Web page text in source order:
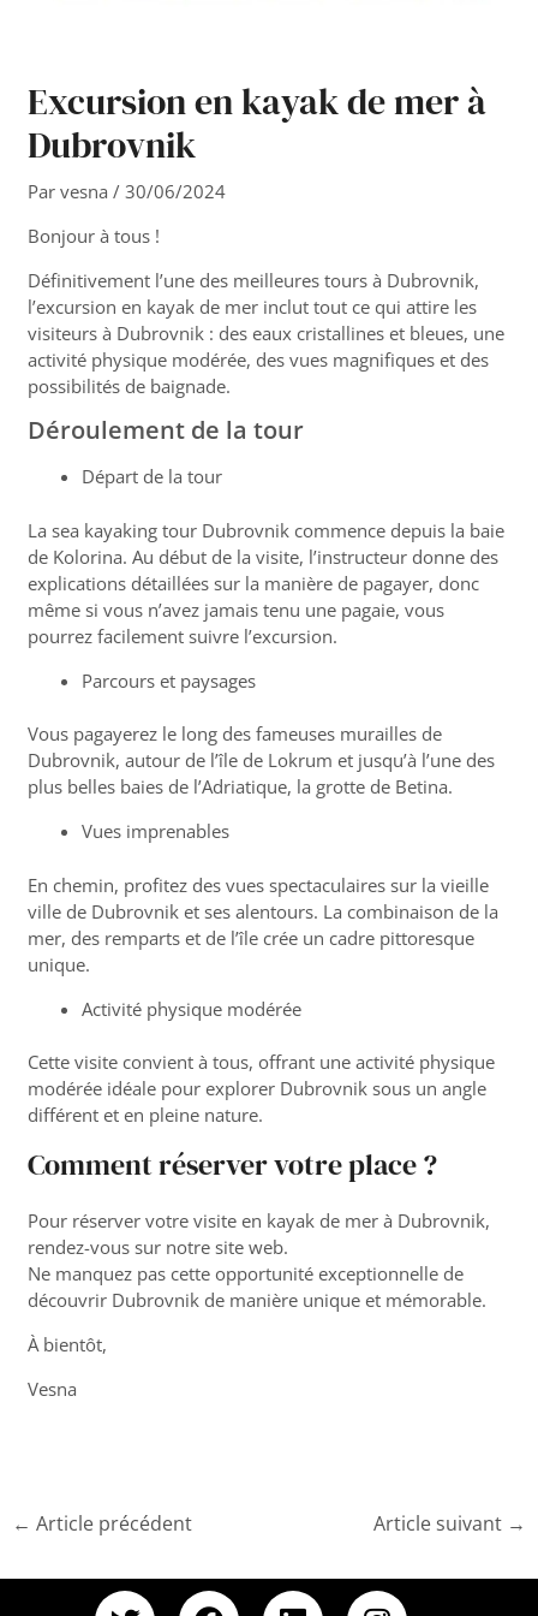
Excursion en kayak de mer à
Dubrovnik
Parvesna/30/06/2024
Bonjour à tous !
Définitivement l’une des meilleures tours à Dubrovnik,
l’excursion en kayak de mer inclut tout ce qui attire les
visiteurs à Dubrovnik : des eaux cristallines et bleues, une
activité physique modérée, des vues magnifiques et des
possibilités de baignade.
Déroulement de la tour
Départ de la tour
La sea kayaking tour Dubrovnik commence depuis la baie
de Kolorina. Au début de la visite, l’instructeur donne des
explications détaillées sur la manière de pagayer, donc
même si vous n’avez jamais tenu une pagaie, vous
pourrez facilement suivre l’excursion.
Parcours et paysages
Vous pagayerez le long des fameuses murailles de
Dubrovnik, autour de l’île de Lokrum et jusqu’à l’une des
plus belles baies de l’Adriatique, la grotte de Betina.
Vues imprenables
En chemin, profitez des vues spectaculaires sur la vieille
ville de Dubrovnik et ses alentours. La combinaison de la
mer, des remparts et de l’île crée un cadre pittoresque
unique.
Activité physique modérée
Cette visite convient à tous, offrant une activité physique
modérée idéale pour explorer Dubrovnik sous un angle
différent et en pleine nature.
Comment réserver votre place ?
Pour réserver votre visite en kayak de mer à Dubrovnik,
rendez-vous sur notresite web.
Ne manquez pas cette opportunité exceptionnelle de
découvrir Dubrovnik de manière unique et mémorable.
À bientôt,
Vesna
← Article précédent Article suivant →
T F L I